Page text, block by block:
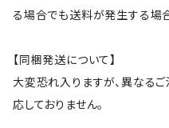
る場合でも送料が発生する場
【同梱発送について】
大変恐れ入りますが、異なる
応しておりません。